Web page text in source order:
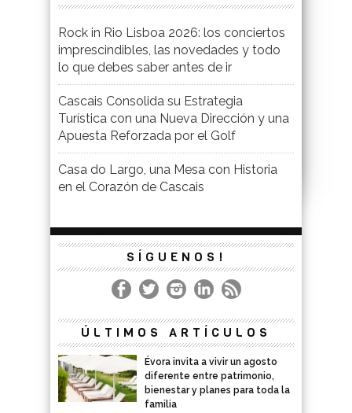
Rock in Rio Lisboa 2026: los conciertos
imprescindibles, las novedades y todo
lo que debes saber antes de ir
Cascais Consolida su Estrategia
Turística con una Nueva Dirección y una
Apuesta Reforzada por el Golf
Casa do Largo, una Mesa con Historia
en el Corazón de Cascais
SÍGUENOS!
ÚLTIMOS ARTÍCULOS
Évora invita a vivir un agosto
diferente entre patrimonio,
bienestar y planes para toda la
familia